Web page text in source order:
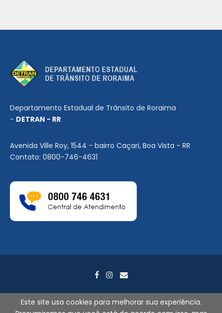
Departamento Estadual de Trânsito de Roraima
- DETRAN - RR
Avenida Ville Roy, 1544 - bairro Caçari, Boa Vista - RR
Contato: 0800-746-4631
Este site usa cookies para melhorar sua experiência.